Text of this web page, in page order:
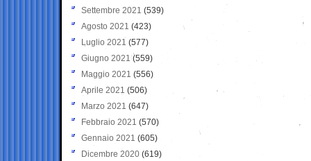
Settembre 2021 (539)
Agosto 2021 (423)
Luglio 2021 (577)
Giugno 2021(559)
Maggio 2021 (556)
Aprile 2021 (506)
Marzo 2021 (647)
Febbraio 2021 (570)
Gennaio 2021 (605)
Dicembre 2020 (619)